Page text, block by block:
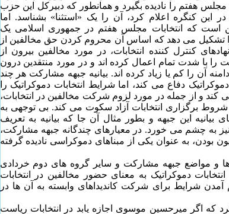
مجلس هفتم را نادیده بگیرد و همانطور که دبیرکل این حزب
این کنگره اعلام کرد، آن را یک «استثنا» بشناسد. اما
است که انتخابات مجلس هفتم در جمهوری اسلامی یک
را تشکیل می دهد که اساس آن محروم کردن حق مخالفین از
کنترل کننده انتخابات، در مورد مخالفین بیرون از
را با شدت تمام اعمال کرده اند و در مورد منتقدین درون
آن را کم یا زیاد کرده اند. بیانیه جبهه مشارکت هر چند
دفاع می کند، اما شرایط انتخابات دموکراتیک را
کند و از جمله در مورد لزوم شرکت مخالفین در انتخابات،
شروط برگزاری انتخابات آزاد سکوت می کند. بی توجهی به
بیانیه این جبهه و بطور مثال آن جا که بیانیه به تعریف
به چشم می خورد. در معیارهای چندگانه جبهه مشارکت،
بودن، به عنوان یکی از مبناهای دموکراسی نادیده گرفته
ها و مواضع جبهه مشارکت و سایر گروه های دوم خردادی
دموکراتیک به معنای حضور مخالفین در انتخابات
آمدن شرایط برای شرکت کاندیداهای وابسته به آن ها در
کرد که اگر میرحسین موسوی اجازه یابد در انتخابات ریاست